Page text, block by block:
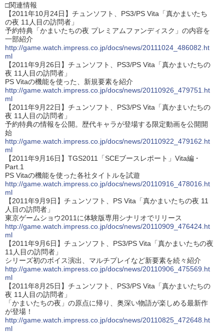
□関連情報
【2011年10月24日】チュンソフト、PS3/PS Vita「真かまいたち
の夜 11人目の訪問者」
予約特典「かまいたちの夜 プレミアムファンディスク」の内容を
一部紹介
http://game.watch.impress.co.jp/docs/news/20111024_486082.ht
ml
【2011年9月26日】チュンソフト、PS3/PS Vita「真かまいたちの
夜 11人目の訪問者」
PS Vitaの機能を使った、新規要素を紹介
http://game.watch.impress.co.jp/docs/news/20110926_479751.ht
ml
【2011年9月22日】チュンソフト、PS3/PS Vita「真かまいたちの
夜 11人目の訪問者」
予約特典の情報を公開。歴代キャラが登場する限定動画を公開開
始
http://game.watch.impress.co.jp/docs/news/20110922_479162.ht
ml
【2011年9月16日】TGS2011「SCEブースレポート」Vita編・
Part.1
PS Vitaの機能を使った各社タイトルを試遊
http://game.watch.impress.co.jp/docs/news/20110916_478016.ht
ml
【2011年9月9日】チュンソフト、PS Vita「真かまいたちの夜 11
人目の訪問者」
東京ゲームショウ2011に体験版専用シナリオでリリース
http://game.watch.impress.co.jp/docs/news/20110909_476424.ht
ml
【2011年9月6日】チュンソフト、PS3/PS Vita「真かまいたちの夜
11人目の訪問者」
シリーズ初のボイス演出、マルチプレイなど新要素を続々紹介
http://game.watch.impress.co.jp/docs/news/20110906_475569.ht
ml
【2011年8月25日】チュンソフト、PS3/PS Vita「真かまいたちの
夜 11人目の訪問者」
「かまいたちの夜」の原点に帰り、奥深い物語が楽しめる最新作
が登場！
http://game.watch.impress.co.jp/docs/news/20110825_472648.ht
ml